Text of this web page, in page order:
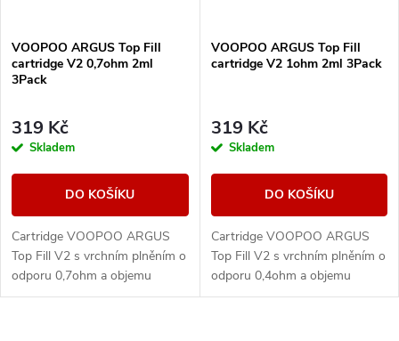
VOOPOO ARGUS Top Fill
cartridge V2 0,7ohm 2ml
3Pack
319 Kč
Skladem
DO KOŠÍKU
Cartridge VOOPOO ARGUS
Top Fill V2 s vrchním plněním o
odporu 0,7ohm a objemu
nádržky 2ml s technologií
VOOPOO ARGUS Top Fill
cartridge V2 1ohm 2ml 3Pack
319 Kč
Skladem
DO KOŠÍKU
Cartridge VOOPOO ARGUS
Top Fill V2 s vrchním plněním o
odporu 0,4ohm a objemu
nádržky 2ml s technologií